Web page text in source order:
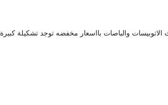
الاتوبيسات والباصات بااسعار مخفضه توجد تشكيلة كبيرة